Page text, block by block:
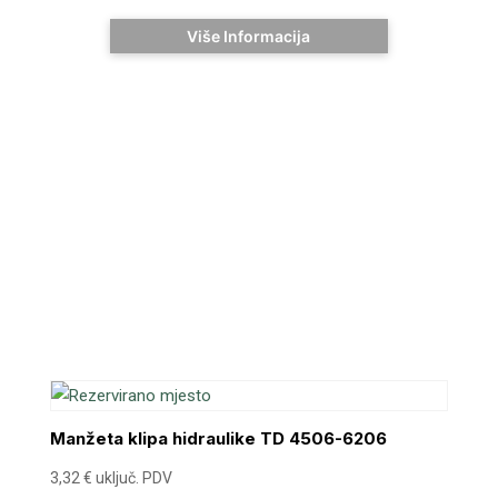
Više Informacija
Manžeta klipa hidraulike TD 4506-6206
3,32 € uključ. PDV